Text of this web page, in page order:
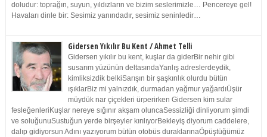
doludur: toprağın, suyun, yıldızların ve bizim seslerimizle… Pencereye gel!
Havaları dinle bir: Sesimiz yanındadır, sesimiz seninledir…
Gidersen Yıkılır Bu Kent / Ahmet Telli
Gidersen yıkılır bu kent, kuşlar da giderBir nehir gibi
susarım yüzünün deltasındaYanlış adreslerdeydik,
kimliksizdik belkiSarışın bir şaşkınlık olurdu bütün
ışıklarBiz mi yalnızdık, durmadan yağmur yağardıÜşür
müydük nar çiçekleri ürperirken Gidersen kim sular
fesleğenleriKuşlar nereye sığınır akşam oluncaSessizliği dinliyorum şimdi
ve soluğunuSustuğun yerde birşeyler kırılıyorBekleyiş diyorum caddelere,
dalıp gidiyorsun Adını yazıyorum bütün otobüs duraklarınaÖpüştüğümüz